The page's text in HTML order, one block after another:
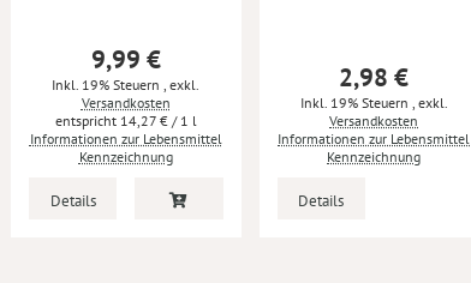
9,99 €
Inkl. 19% Steuern, exkl.
Versandkosten
14,27 €/ 1 l
Informationen zur Lebensmittel
Kennzeichnung
Details
2,98 €
Inkl. 19% Steuern , exkl.
Versandkosten
Informationen zur Lebensmittel
Kennzeichnung
Details